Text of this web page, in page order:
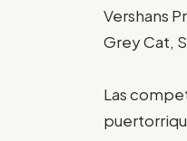
Vershans
Grey Cat,
Las